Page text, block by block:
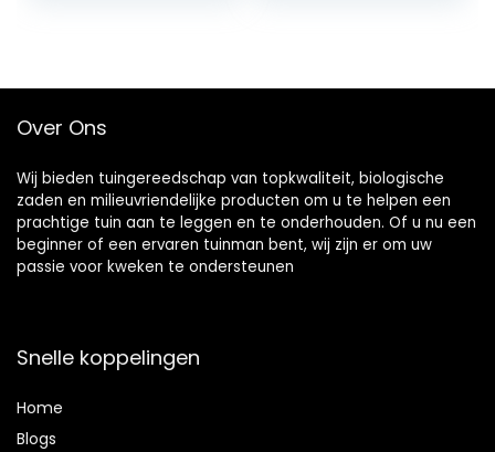
ting voor tuin
Over Ons
Wij bieden tuingereedschap van topkwaliteit, biologische
zaden en milieuvriendelijke producten om u te helpen een
prachtige tuin aan te leggen en te onderhouden. Of u nu een
beginner of een ervaren tuinman bent, wij zijn er om uw
passie voor kweken te ondersteunen
Snelle koppelingen
Home
Blogs